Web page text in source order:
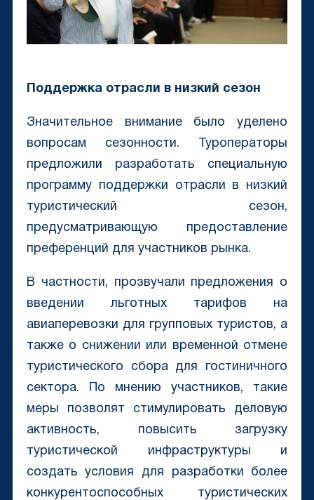
Поддержка отрасли в низкий сезон
Значительное внимание было уделено
вопросам сезонности. Туроператоры
предложили разработать специальную
программу поддержки отрасли в низкий
туристический сезон,
предусматривающую предоставление
преференций для участников рынка.
В частности, прозвучали предложения о
введении льготных тарифов на
авиаперевозки для групповых туристов, а
также о снижении или временной отмене
туристического сбора для гостиничного
сектора. По мнению участников, такие
меры позволят стимулировать деловую
активность, повысить загрузку
туристической инфраструктуры и
создать условия для разработки более
конкурентоспособных туристических